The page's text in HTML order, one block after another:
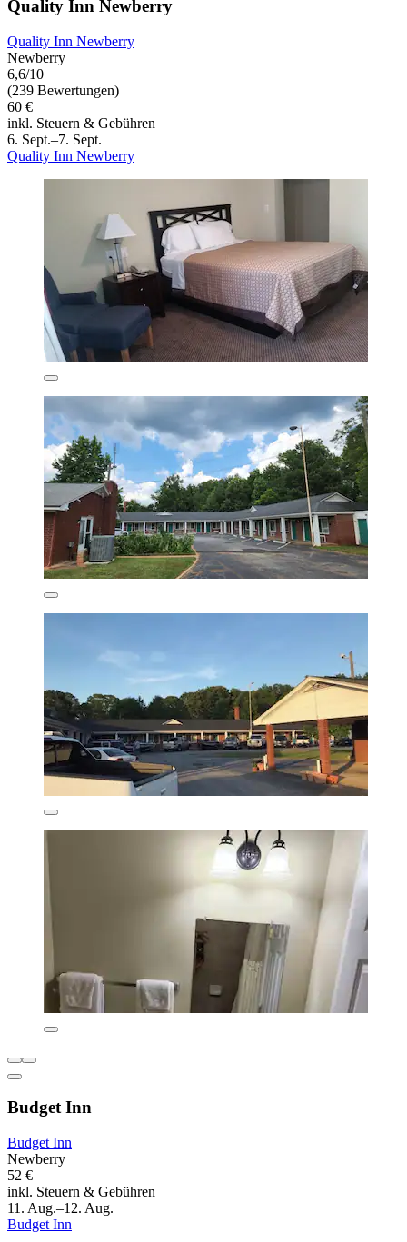
Quality Inn Newberry
Quality Inn Newberry
Newberry
6,6/10
(239 Bewertungen)
60 €
inkl. Steuern & Gebühren
6. Sept.–7. Sept.
Quality Inn Newberry
Budget Inn
Budget Inn
Newberry
52 €
inkl. Steuern & Gebühren
11. Aug.–12. Aug.
Budget Inn